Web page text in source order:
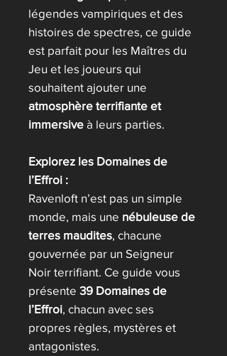
légendes vampiriques et des
histoires de spectres, ce guide
est parfait pour les Maîtres du
Jeu et les joueurs qui
souhaitent ajouter une
atmosphère terrifiante et
immersive à leurs parties.
Explorez les Domaines de
l’Effroi :
Ravenloft n’est pas un simple
monde, mais une nébuleuse de
terres maudites , chacune
gouvernée par un Seigneur
Noir terrifiant. Ce guide vous
présente 39 Domaines de
l’Effroi , chacun avec ses
propres règles, mystères et
antagonistes.